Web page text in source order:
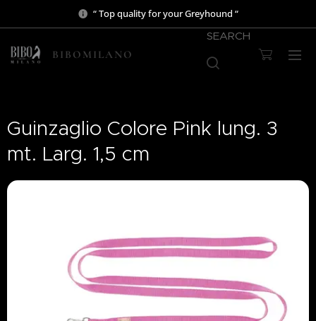
“ Top quality for your Greyhound “
BIBOMILANO
SEARCH
Guinzaglio Colore Pink lung. 3
mt. Larg. 1,5 cm